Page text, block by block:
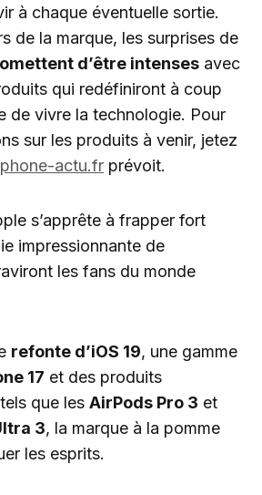
à chaque éventuelle sortie.
de la marque, les surprises de
d’être intenses avec
qui redéfiniront à coup
de vivre la technologie. Pour
sur les produits à venir, jetez
actu.fr prévoit.
s’apprête à frapper fort
impressionnante de
les fans du monde
refonte d’iOS 19, une gamme
17 et des produits
que les AirPods Pro 3 et
3, la marque à la pomme
les esprits.